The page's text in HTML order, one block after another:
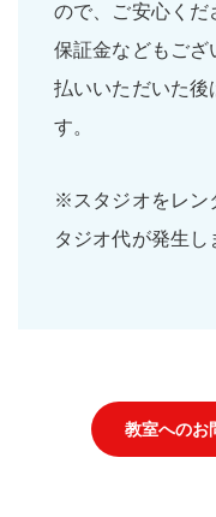
ので、ご安心くだ
保証金などもござ
払いいただいた後
す。
※スタジオをレン
タジオ代が発生し
教室へのお